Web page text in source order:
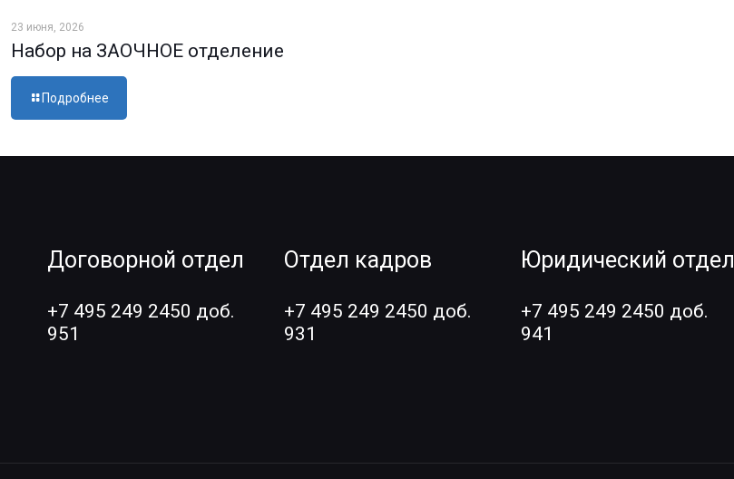
23 июня, 2026
Набор на ЗАОЧНОЕ отделение
Подробнее
Договорной отдел
+7 495 249 2450 доб.
951
Отдел кадров
+7 495 249 2450 доб.
931
Юридический отдел
+7 495 249 2450 доб.
941